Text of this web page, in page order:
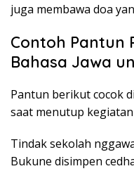
juga membawa doa
Contoh Pantun
Bahasa Jawa
Pantun berikut cocok
saat menutup
Tindak sekolah
Bukune disimpen